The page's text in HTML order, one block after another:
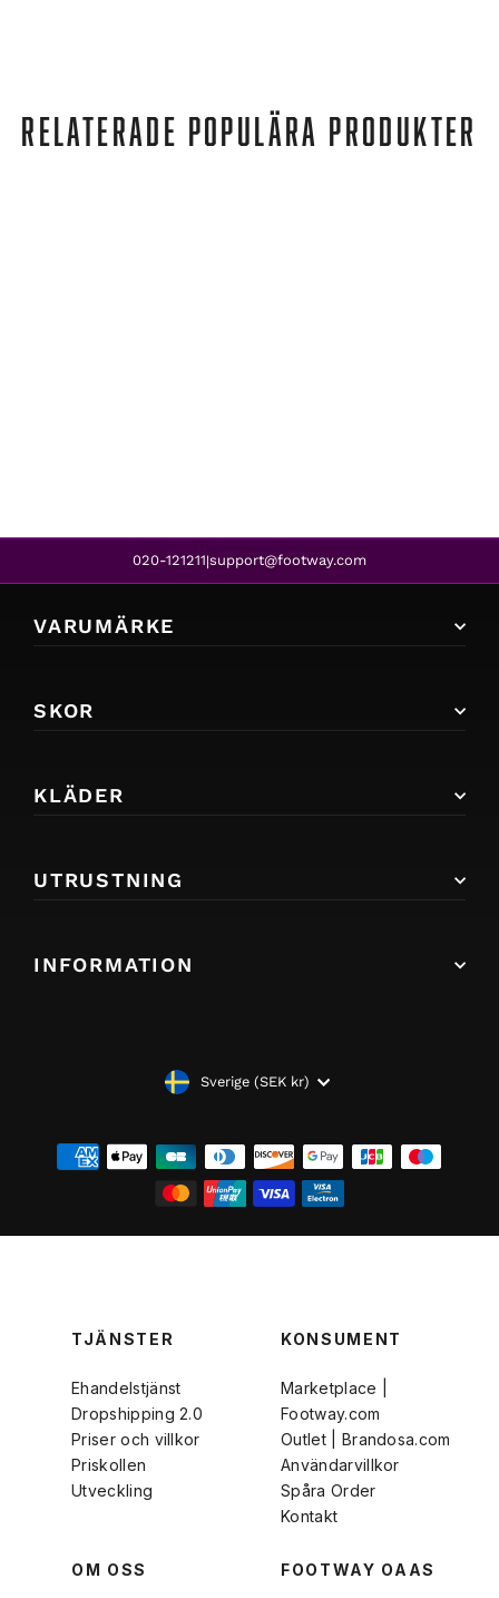
RELATERADE POPULÄRA PRODUKTER
020-121211|support@footway.com
VARUMÄRKE
SKOR
KLÄDER
UTRUSTNING
INFORMATION
VALUTASverige (SEK kr)
TJÄNSTER
Ehandelstjänst
Dropshipping 2.0
Priser och villkor
Priskollen
Utveckling
KONSUMENT
Marketplace |
Footway.com
Outlet | Brandosa.com
Användarvillkor
Spåra Order
Kontakt
OM OSS FOOTWAY OAAS